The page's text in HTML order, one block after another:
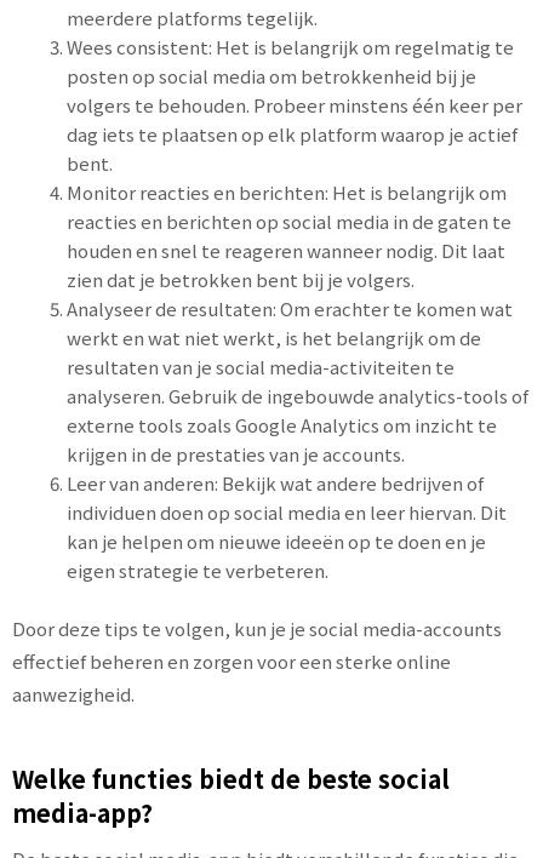
meerdere platforms tegelijk.
Wees consistent: Het is belangrijk om regelmatig te
posten op social media om betrokkenheid bij je
volgers te behouden. Probeer minstens één keer per
dag iets te plaatsen op elk platform waarop je actief
bent.
Monitor reacties en berichten: Het is belangrijk om
reacties en berichten op social media in de gaten te
houden en snel te reageren wanneer nodig. Dit laat
zien dat je betrokken bent bij je volgers.
Analyseer de resultaten: Om erachter te komen wat
werkt en wat niet werkt, is het belangrijk om de
resultaten van je social media-activiteiten te
analyseren. Gebruik de ingebouwde analytics-tools of
externe tools zoals Google Analytics om inzicht te
krijgen in de prestaties van je accounts.
Leer van anderen: Bekijk wat andere bedrijven of
individuen doen op social media en leer hiervan. Dit
kan je helpen om nieuwe ideeën op te doen en je
eigen strategie te verbeteren.
Door deze tips te volgen, kun je je social media-accounts
effectief beheren en zorgen voor een sterke online
aanwezigheid.
Welke functies biedt de beste social
media-app?